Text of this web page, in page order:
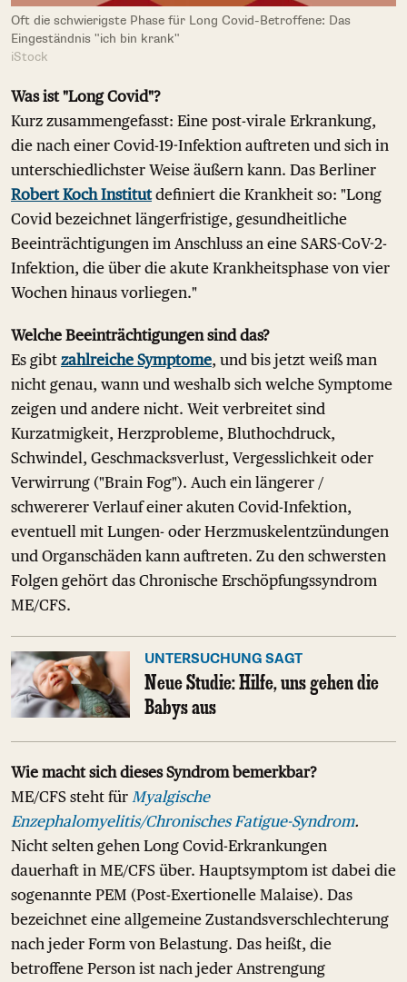
Oft die schwierigste Phase für Long Covid-Betroffene: Das
Eingeständnis "ich bin krank"
iStock
Was ist "Long Covid"?
Kurz zusammengefasst: Eine post-virale Erkrankung,
die nach einer Covid-19-Infektion auftreten und sich in
unterschiedlichster Weise äußern kann. Das Berliner
Robert Koch Institutdefiniert die Krankheit so: "Long
Covid bezeichnet längerfristige, gesundheitliche
Beeinträchtigungen im Anschluss an eine SARS-CoV-2-
Infektion, die über die akute Krankheitsphase von vier
Wochen hinaus vorliegen."
Welche Beeinträchtigungen sind das?
Es gibt zahlreiche Symptome, und bis jetzt weiß man
nicht genau, wann und weshalb sich welche Symptome
zeigen und andere nicht. Weit verbreitet sind
Kurzatmigkeit, Herzprobleme, Bluthochdruck,
Schwindel, Geschmacksverlust, Vergesslichkeit oder
Verwirrung ("Brain Fog"). Auch ein längerer /
schwererer Verlauf einer akuten Covid-Infektion,
eventuell mit Lungen- oder Herzmuskelentzündungen
und Organschäden kann auftreten. Zu den schwersten
Folgen gehört das Chronische Erschöpfungssyndrom
ME/CFS.
UNTERSUCHUNG SAGT
Neue Studie: Hilfe, uns gehen die
Babys aus
Wie macht sich dieses Syndrom bemerkbar?
ME/CFS steht für Myalgische
Enzephalomyelitis/Chronisches Fatigue-Syndrom.
Nicht selten gehen Long Covid-Erkrankungen
dauerhaft in ME/CFS über. Hauptsymptom ist dabei die
sogenannte PEM (Post-Exertionelle Malaise). Das
bezeichnet eine allgemeine Zustandsverschlechterung
nach jeder Form von Belastung. Das heißt, die
betroffene Person ist nach jeder Anstrengung